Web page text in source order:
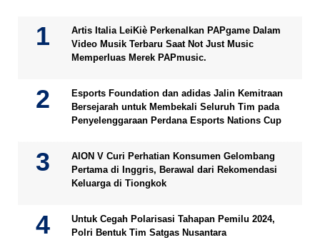
Artis Italia LeiKiè Perkenalkan PAPgame Dalam
Video Musik Terbaru Saat Not Just Music
Memperluas Merek PAPmusic.
Esports Foundation dan adidas Jalin Kemitraan
Bersejarah untuk Membekali Seluruh Tim pada
Penyelenggaraan Perdana Esports Nations Cup
AION V Curi Perhatian Konsumen Gelombang
Pertama di Inggris, Berawal dari Rekomendasi
Keluarga di Tiongkok
Untuk Cegah Polarisasi Tahapan Pemilu 2024,
Polri Bentuk Tim Satgas Nusantara